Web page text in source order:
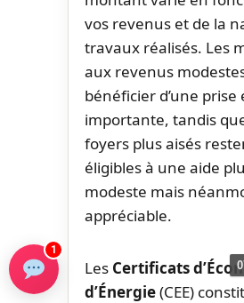
vos revenus et de la
travaux réalisés. Les
aux revenus
bénéficier d’une prise
importante, tandis
foyers plus aisés
éligibles à une aide
modeste mais
appréciable.
Les Certificats
d’Énergie(CEE)
1